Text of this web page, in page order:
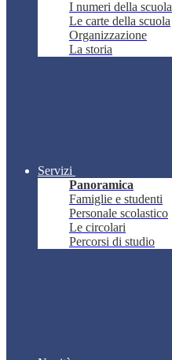
I numeri della scuola
Le carte della scuola
Organizzazione
La storia
Servizi
Panoramica
Famiglie e studenti
Personale scolastico
Le circolari
Percorsi di studio